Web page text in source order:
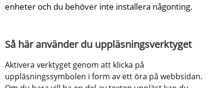
enheter och du behöver inte installera någonting.
Så här använder du uppläsningsverktyget
Aktivera verktyget genom att klicka på
uppläsningssymbolen i form av ett öra på webbsidan.